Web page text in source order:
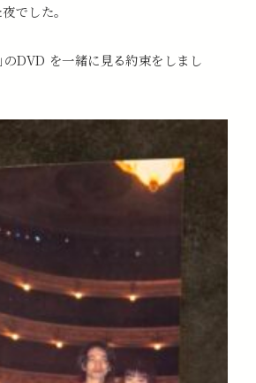
でした。
DVD を一緒に見る約束をしまし